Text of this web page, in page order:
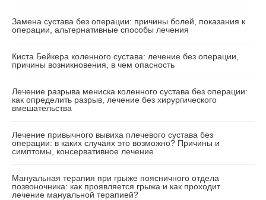
Замена сустава без операции: причины болей, показания к
операции, альтернативные способы лечения
Киста Бейкера коленного сустава: лечение без операции,
причины возникновения, в чем опасность
Лечение разрыва мениска коленного сустава без операции:
как определить разрыв, лечение без хирургического
вмешательства
Лечение привычного вывиха плечевого сустава без
операции: в каких случаях это возможно? Причины и
симптомы, консервативное лечение
Мануальная терапия при грыже поясничного отдела
позвоночника: как проявляется грыжа и как проходит
лечение мануальной терапией?